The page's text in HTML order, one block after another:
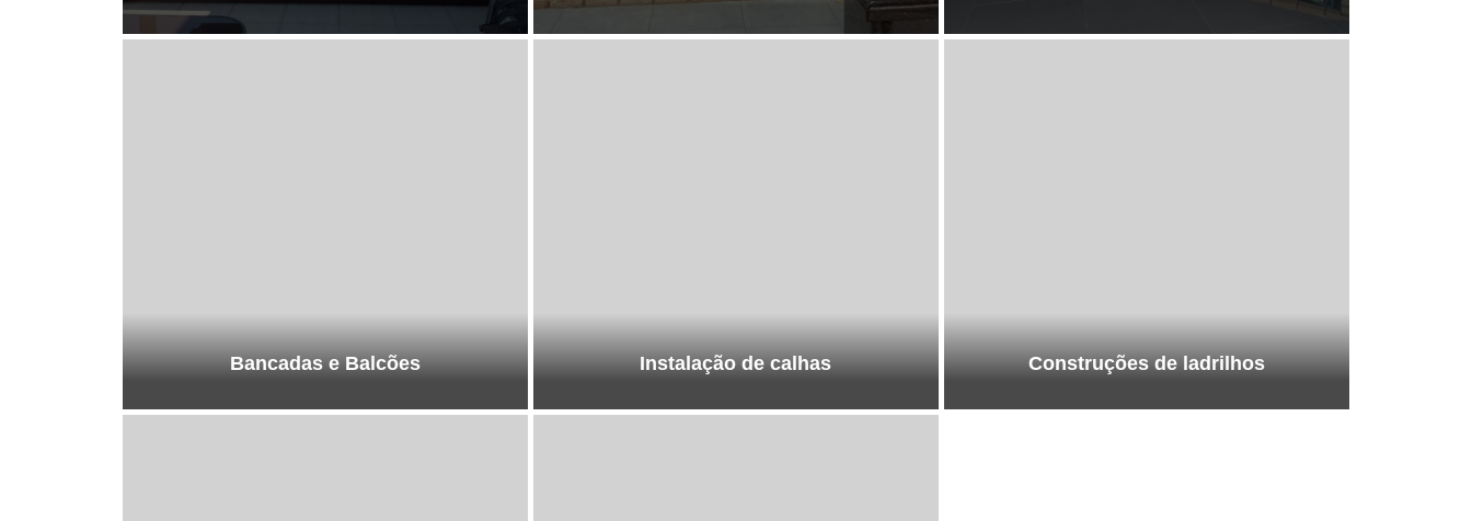
Bancadas e Balcões Instalação de calhas Construções de ladrilhos